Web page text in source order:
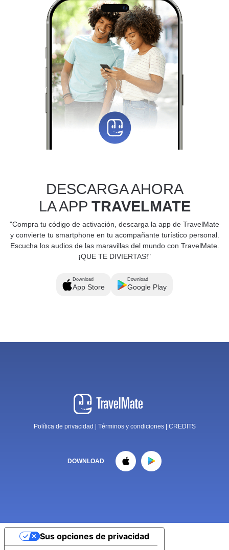
DESCARGA AHORA
LA APP TRAVELMATE
"Compra tu código de activación, descarga la app de TravelMate
y convierte tu smartphone en tu acompañante turístico personal.
Escucha los audios de las maravillas del mundo con TravelMate.
¡QUE TE DIVIERTAS!"
Download
App Store
Download
Google Play
Política de privacidad Términos y condiciones CREDITS
DOWNLOAD
Sus opciones de privacidad